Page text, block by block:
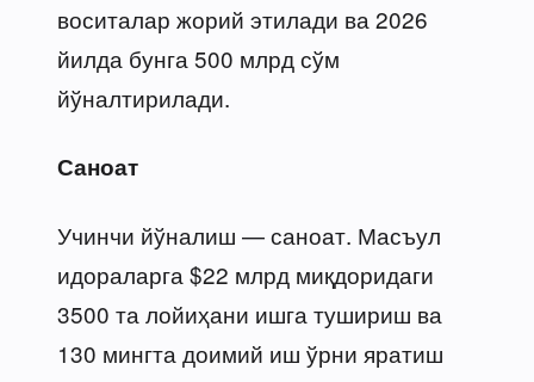
воситалар жорий этилади ва 2026
йилда бунга 500 млрд сўм
йўналтирилади.
Саноат
Учинчи йўналиш — саноат. Масъул
идораларга $22 млрд миқдоридаги
3500 та лойиҳани ишга тушириш ва
130 мингта доимий иш ўрни яратиш